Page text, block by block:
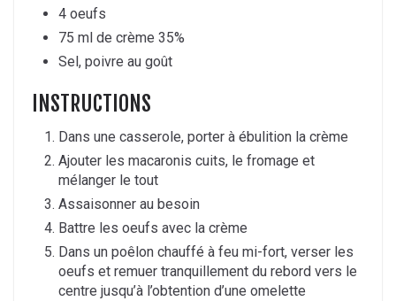
4 oeufs
75 ml de crème 35%
Sel, poivre au goût
INSTRUCTIONS
Dans une casserole, porter à ébulition la crème
Ajouter les macaronis cuits, le fromage et
mélanger le tout
Assaisonner au besoin
Battre les oeufs avec la crème
Dans un poêlon chauffé à feu mi-fort, verser les
oeufs et remuer tranquillement du rebord vers le
centre jusqu’à l’obtention d’une omelette